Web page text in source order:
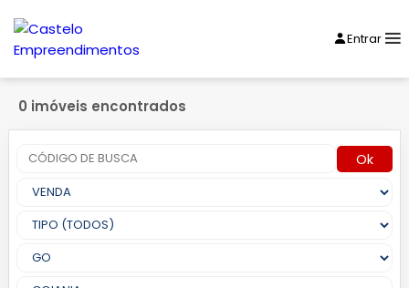
Entrar
0 imóveis encontrados
Ok